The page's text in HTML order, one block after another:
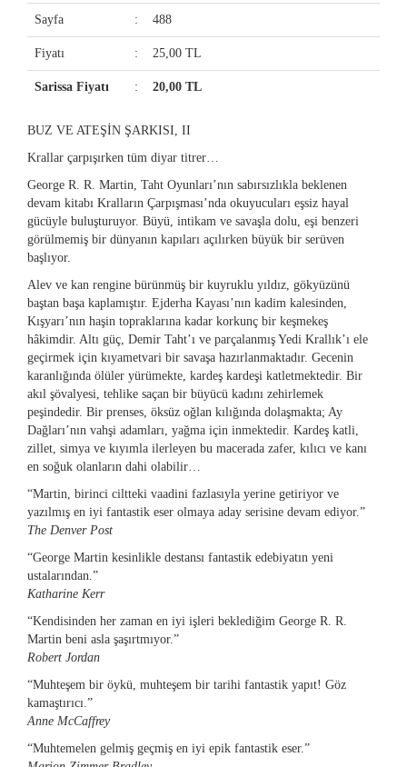
Sayfa : 488
Fiyatı : 25,00 TL
Sarissa Fiyatı : 20,00 TL
BUZ VE ATEŞİN ŞARKISI, II
Krallar çarpışırken tüm diyar titrer…
George R. R. Martin, Taht Oyunları’nın sabırsızlıkla beklenen
devam kitabı Kralların Çarpışması’nda okuyucuları eşsiz hayal
gücüyle buluşturuyor. Büyü, intikam ve savaşla dolu, eşi benzeri
görülmemiş bir dünyanın kapıları açılırken büyük bir serüven
başlıyor.
Alev ve kan rengine bürünmüş bir kuyruklu yıldız, gökyüzünü
baştan başa kaplamıştır. Ejderha Kayası’nın kadim kalesinden,
Kışyarı’nın haşin topraklarına kadar korkunç bir keşmekeş
hâkimdir. Altı güç, Demir Taht’ı ve parçalanmış Yedi Krallık’ı ele
geçirmek için kıyametvari bir savaşa hazırlanmaktadır. Gecenin
karanlığında ölüler yürümekte, kardeş kardeşi katletmektedir. Bir
akıl şövalyesi, tehlike saçan bir büyücü kadını zehirlemek
peşindedir. Bir prenses, öksüz oğlan kılığında dolaşmakta; Ay
Dağları’nın vahşi adamları, yağma için inmektedir. Kardeş katli,
zillet, simya ve kıyımla ilerleyen bu macerada zafer, kılıcı ve kanı
en soğuk olanların dahi olabilir…
“Martin, birinci ciltteki vaadini fazlasıyla yerine getiriyor ve
yazılmış en iyi fantastik eser olmaya aday serisine devam ediyor.”
The Denver Post
“George Martin kesinlikle destansı fantastik edebiyatın yeni
ustalarından.”
Katharine Kerr
“Kendisinden her zaman en iyi işleri beklediğim George R. R.
Martin beni asla şaşırtmıyor.”
Robert Jordan
“Muhteşem bir öykü, muhteşem bir tarihi fantastik yapıt! Göz
kamaştırıcı.”
Anne McCaffrey
“Muhtemelen gelmiş geçmiş en iyi epik fantastik eser.”